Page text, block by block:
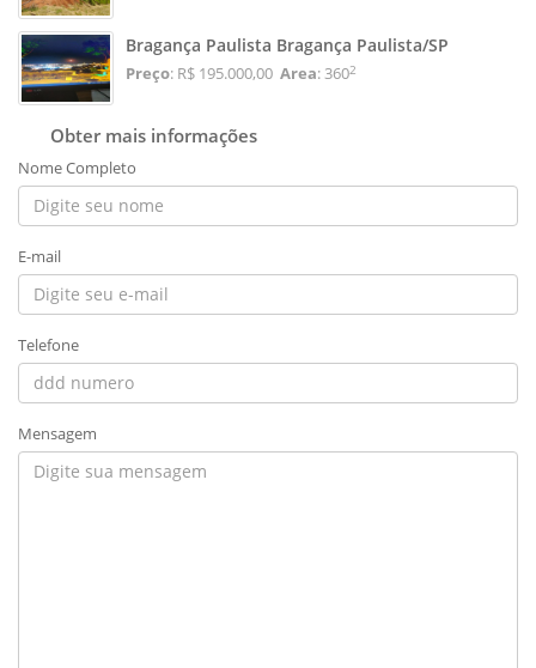
Bragança Paulista Bragança Paulista/SP
Preço: R$ 195.000,00 Area: 3602
Obter mais informações
Nome Completo
E-mail
Telefone
Mensagem